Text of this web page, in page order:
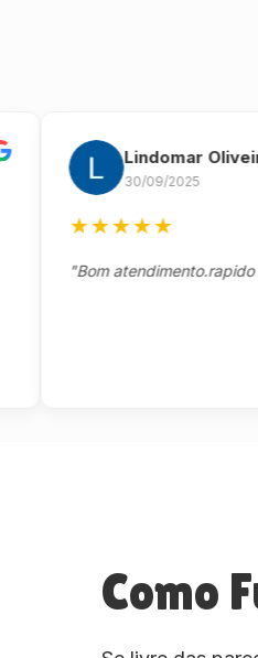
Lindomar Oliveira
30/09/2025
★★★
"Bom atendimento.rapido e
Como